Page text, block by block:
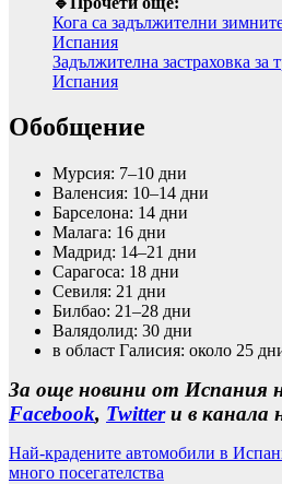
Кога са задължителни
Испания
Задължителна застраховка за
Испания
Обобщение
Мурсия: 7–10 дни
Валенсия: 10–14 дни
Барселона: 14 дни
Малага: 16 дни
Мадрид: 14–21 дни
Сарагоса: 18 дни
Севиля: 21 дни
Билбао: 21–28 дни
Валядолид: 30 дни
в област Галисия: около 25
За още новини от Испания
Facebook, Twitterи в канала
Най-крадените автомобили в
много посегателства